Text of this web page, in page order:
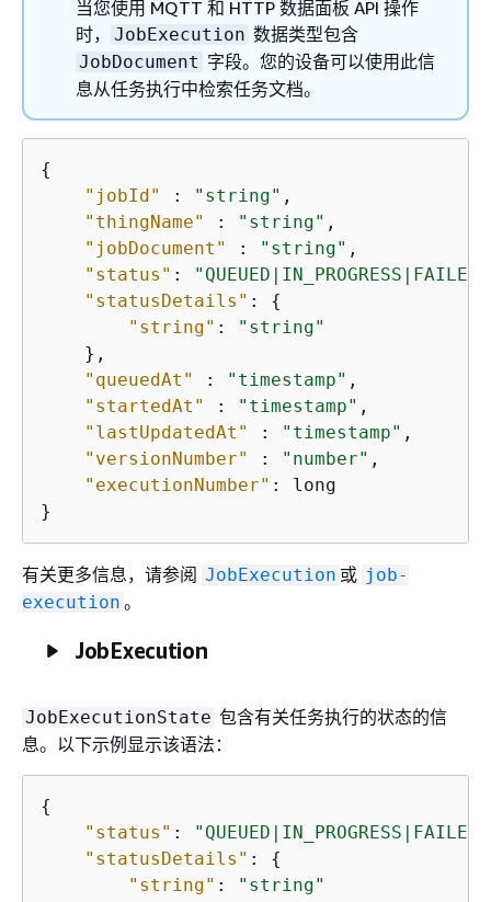
当您使用 MQTT 和 HTTP 数据面板 API 操作
时，
JobExecution 数据类型包含
JobDocument 字段。您的设备可以使用此信
息从任务执行中检索任务文档。
{
"jobId"
: "string" ,
"thingName"
: "string" ,
"jobDocument"
: "string" ,
"status" :
"statusDetails" : {
"string" :
"string"
    },
"queuedAt"
: "timestamp" ,
"startedAt"
: "timestamp" ,
"lastUpdatedAt"
: "timestamp" ,
"versionNumber"
: "number" ,
"executionNumber" : long
}
有关更多信息，请参阅 JobExecution 或 job-
execution 。
JobExecution
JobExecutionState 包含有关任务执行的状态的信
息。以下示例显示该语法：
{
"status" :
"statusDetails" : {
"string" :
"string"